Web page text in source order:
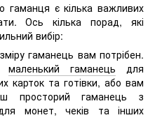
гаманця є кілька важливих
Ось кілька порад, які
вибір:
гаманець вам потрібен.
маленький гаманець для
карток та готівки, або вам
просторий гаманець з
монет, чеків та інших